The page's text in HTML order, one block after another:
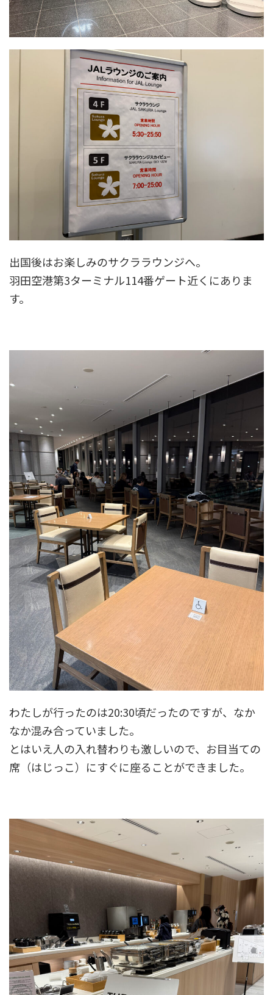
出国後はお楽しみのサクララウンジへ。
羽田空港第3ターミナル114番ゲート近くにありま
す。
わたしが行ったのは20:30頃だったのですが、なか
なか混み合っていました。
とはいえ人の入れ替わりも激しいので、お目当ての
席（はじっこ）にすぐに座ることができました。